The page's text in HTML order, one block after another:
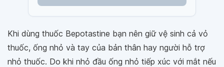
Khi dùng thuốc Bepotastine bạn nên giữ vệ sinh cả vỏ
thuốc, ống nhỏ và tay của bản thân hay người hỗ trợ
nhỏ thuốc. Do khi nhỏ đầu ống nhỏ tiếp xúc với mắt nếu